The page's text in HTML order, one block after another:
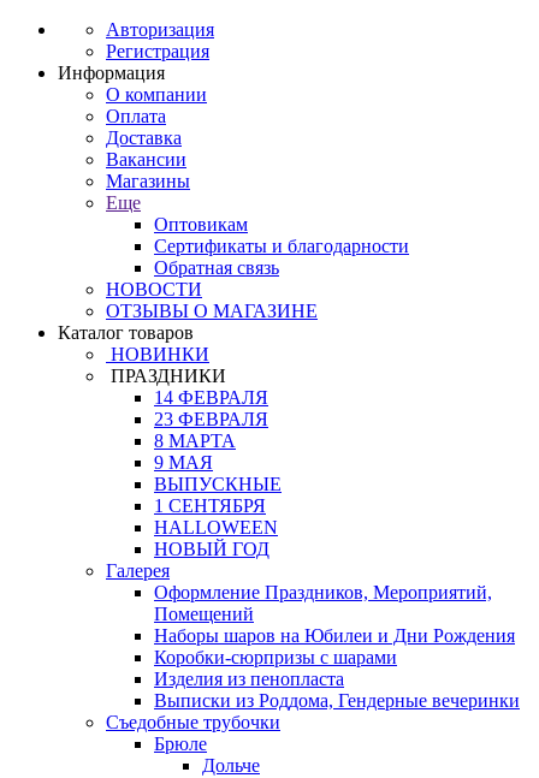
Авторизация
Регистрация
Информация
О компании
Оплата
Доставка
Вакансии
Магазины
Еще
Оптовикам
Сертификаты и благодарности
Обратная связь
НОВОСТИ
ОТЗЫВЫ О МАГАЗИНЕ
Каталог товаров
НОВИНКИ
ПРАЗДНИКИ
14 ФЕВРАЛЯ
23 ФЕВРАЛЯ
8 МАРТА
9 МАЯ
ВЫПУСКНЫЕ
1 СЕНТЯБРЯ
HALLOWEEN
НОВЫЙ ГОД
Галерея
Оформление Праздников, Мероприятий,
Помещений
Наборы шаров на Юбилеи и Дни Рождения
Коробки-сюрпризы с шарами
Изделия из пенопласта
Выписки из Роддома, Гендерные вечеринки
Съедобные трубочки
Брюле
Дольче